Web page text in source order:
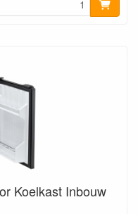
Koelkast Inbouw